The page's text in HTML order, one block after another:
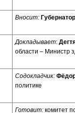
Вносит:
Докладывает:
области – Министр
Содокладчик:
политике
Готовит: комитет